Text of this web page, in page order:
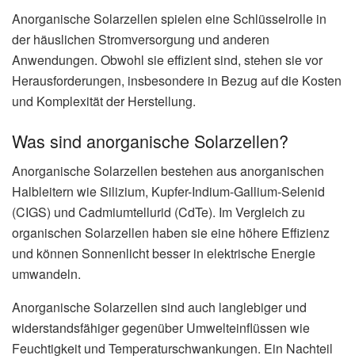
Anorganische Solarzellen spielen eine Schlüsselrolle in
der häuslichen Stromversorgung und anderen
Anwendungen. Obwohl sie effizient sind, stehen sie vor
Herausforderungen, insbesondere in Bezug auf die Kosten
und Komplexität der Herstellung.
Was sind anorganische Solarzellen?
Anorganische Solarzellen bestehen aus anorganischen
Halbleitern wie Silizium, Kupfer-Indium-Gallium-Selenid
(CIGS) und Cadmiumtellurid (CdTe). Im Vergleich zu
organischen Solarzellen haben sie eine höhere Effizienz
und können Sonnenlicht besser in elektrische Energie
umwandeln.
Anorganische Solarzellen sind auch langlebiger und
widerstandsfähiger gegenüber Umwelteinflüssen wie
Feuchtigkeit und Temperaturschwankungen. Ein Nachteil